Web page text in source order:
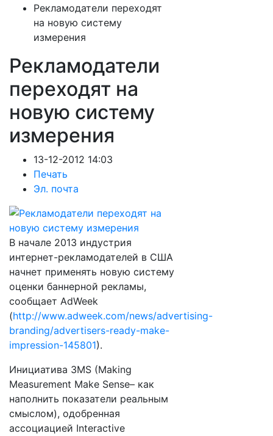
Рекламодатели переходят
на новую систему
измерения
Рекламодатели
переходят на
новую систему
измерения
13-12-2012 14:03
Печать
Эл. почта
В начале 2013 индустрия
интернет-рекламодателей в США
начнет применять новую систему
оценки баннерной рекламы,
сообщает AdWeek
(http://www.adweek.com/news/advertising-
branding/advertisers-ready-make-
impression-145801).
Инициатива 3MS (Making
Measurement Make Sense– как
наполнить показатели реальным
смыслом), одобренная
ассоциацией Interactive